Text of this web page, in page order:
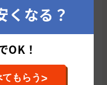
くなる？
OK！
もらう>